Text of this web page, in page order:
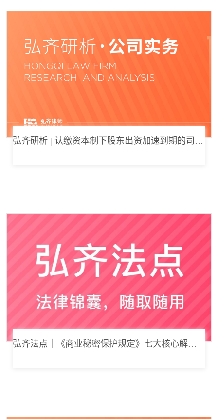
弘齐研析 | 认缴资本制下股东出资加速到期的司法边界与例外体系
弘齐法点｜《商业秘密保护规定》七大核心解读，浅谈企业商业秘密合规管理新思路